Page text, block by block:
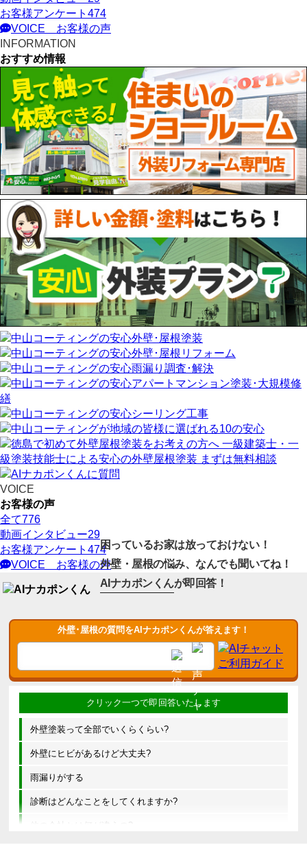
お客様アンケート 474
VOICE
お客様の声
INFORMATION
おすすめ情報
VOICE
お客様の声
全て776
動画インタビュー29
お客様アンケート 474
VOICE
お客様の声
困っているお家は放っておけない！
外壁・屋根の悩み、なんでも聞いてね！
AIナカポンくんが即回答！
外壁･屋根の質問をAIナカポンくんが答えます！
外壁塗装って全部でいくらくらい?
外壁にヒビがあるけど大丈夫?
雨漏りがする
診断はどんなことをしてくれますか?
他の会社とは何が違うの?